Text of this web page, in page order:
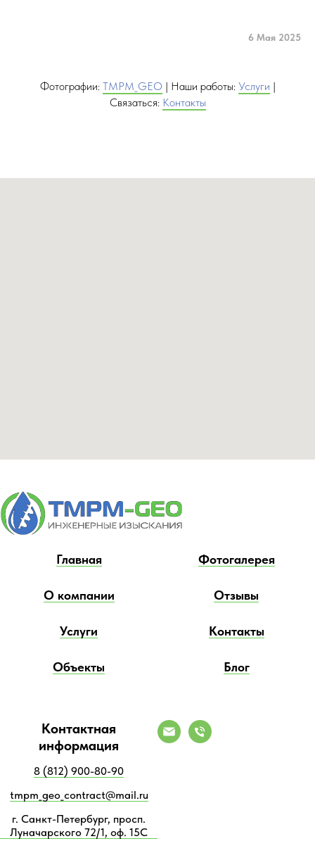
6 Мая 2025
Фотографии: TMPM_GEO | Наши работы: Услуги |
Связаться: Контакты
Главная
О компании
Услуги
Объекты
Фотогалерея
Отзывы
Контакты
Блог
Контактная
информация
8 (812) 900-80-90
tmpm_geo_contract@mail.ru
г. Санкт-Петербург, просп.
Луначарского 72/1, оф. 15С